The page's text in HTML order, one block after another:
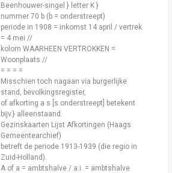
Beenhouwer-singel } letter K }
nummer 70 b (b = onderstreept)
periode in 1908 = inkomst 14 april / vertrek
= 4 mei //
kolom WAARHEEN VERTROKKEN =
Woonplaats //
= = = =
Misschien toch nagaan via burgerlijke
stand, bevolkingsregister,
of afkorting a s [s onderstreept] betekent
bijv.} alleenstaand.
Gezinskaarten Lijst Afkortingen (Haags
Gemeentearchief)
betreft de periode 1913-1939 (die regio in
Zuid-Holland).
A of a = ambtshalve / a.i. = ambtshalve